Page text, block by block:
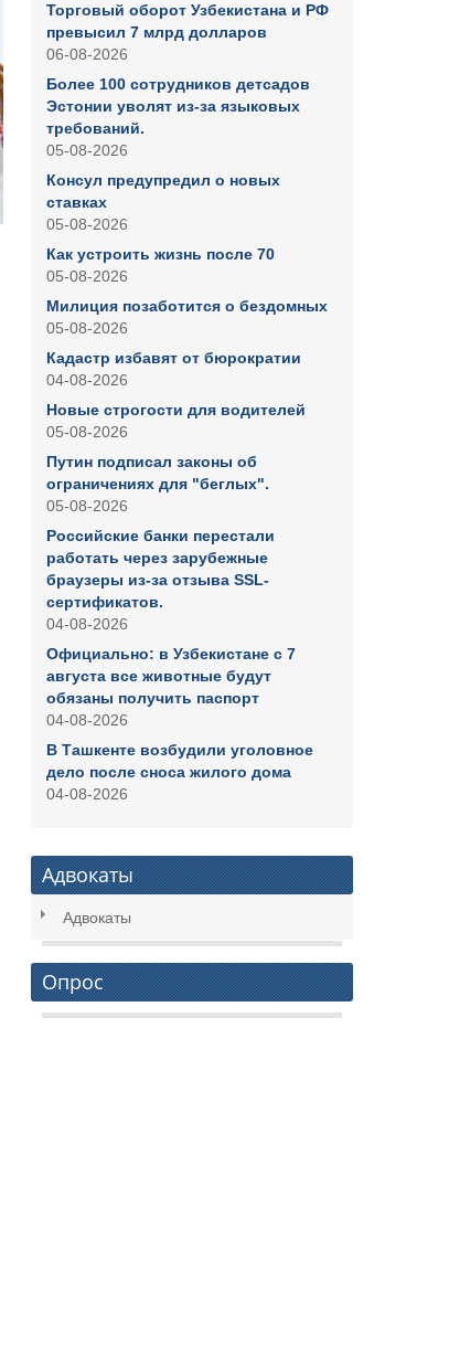
Торговый оборот Узбекистана и РФ
превысил 7 млрд долларов
06-08-2026
Более 100 сотрудников детсадов
Эстонии уволят из-за языковых
требований.
05-08-2026
Консул предупредил о новых
ставках
05-08-2026
Как устроить жизнь после 70
05-08-2026
Милиция позаботится о бездомных
05-08-2026
Кадастр избавят от бюрократии
04-08-2026
Новые строгости для водителей
05-08-2026
Путин подписал законы об
ограничениях для "беглых".
05-08-2026
Российские банки перестали
работать через зарубежные
браузеры из-за отзыва SSL-
сертификатов.
04-08-2026
Официально: в Узбекистане с 7
августа все животные будут
обязаны получить паспорт
04-08-2026
В Ташкенте возбудили уголовное
дело после сноса жилого дома
04-08-2026
Адвокаты
Адвокаты
Опрос